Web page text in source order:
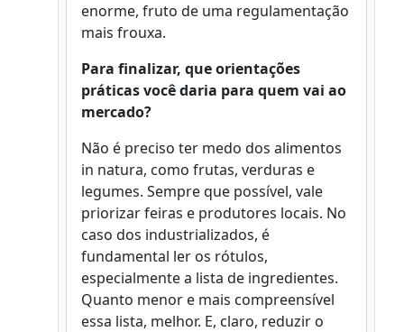
enorme, fruto de uma regulamentação
mais frouxa.
Para finalizar, que orientações
práticas você daria para quem vai ao
mercado?
Não é preciso ter medo dos alimentos
in natura, como frutas, verduras e
legumes. Sempre que possível, vale
priorizar feiras e produtores locais. No
caso dos industrializados, é
fundamental ler os rótulos,
especialmente a lista de ingredientes.
Quanto menor e mais compreensível
essa lista, melhor. E, claro, reduzir o